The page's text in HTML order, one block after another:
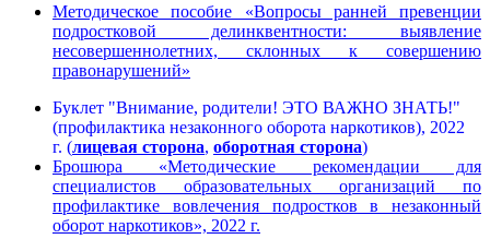
Методическое пособие «Вопросы ранней превенции
подростковой делинквентности: выявление
несовершеннолетних, склонных к совершению
правонарушений»
Буклет "Внимание, родители! ЭТО ВАЖНО ЗНАТЬ!"
(профилактика незаконного оборота наркотиков), 2022
г. (лицевая сторона, оборотная сторона)
Брошюра «Методические рекомендации для
специалистов образовательных организаций по
профилактике вовлечения подростков в незаконный
оборот наркотиков», 2022 г.